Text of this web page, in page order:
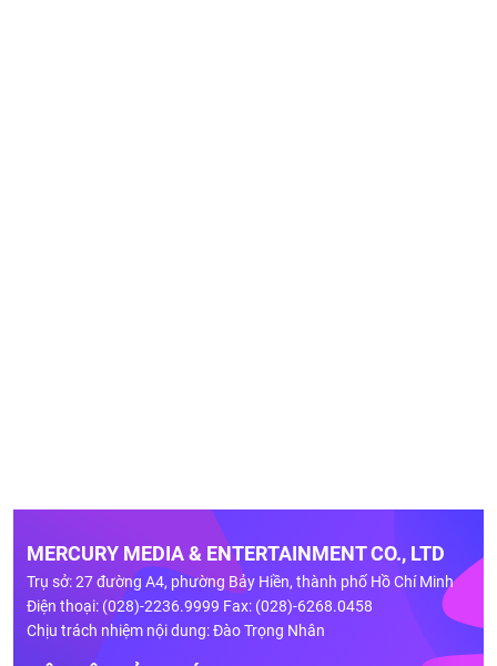
MERCURY MEDIA & ENTERTAINMENT CO., LTD
Trụ sở: 27 đường A4, phường Bảy Hiền, thành phố Hồ Chí Minh
Điện thoại: (028)-2236.9999 Fax: (028)-6268.0458
Chịu trách nhiệm nội dung: Đào Trọng Nhân